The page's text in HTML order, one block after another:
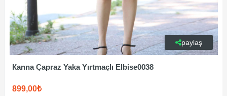
paylaş
Каnna Çapraz Yaka Yırtmaçlı Elbise0038
899,00₺